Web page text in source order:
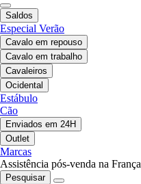
Saldos
Especial Verão
Cavalo em repouso
Cavalo em trabalho
Cavaleiros
Ocidental
Estábulo
Cão
Enviados em 24H
Outlet
Marcas
Assistência pós-venda na França
Pesquisar